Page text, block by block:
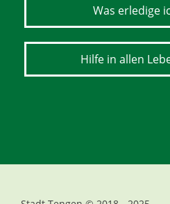
Was erledige
Hilfe in allen